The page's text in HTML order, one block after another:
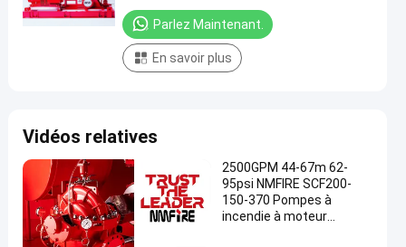
de
à
incendie
à
moteur
électrique
Parlez Maintenant.
En savoir plus
Vidéos relatives
2500GPM 44-67m 62-
95psi NMFIRE SCF200-
150-370 Pompes à
incendie à moteur